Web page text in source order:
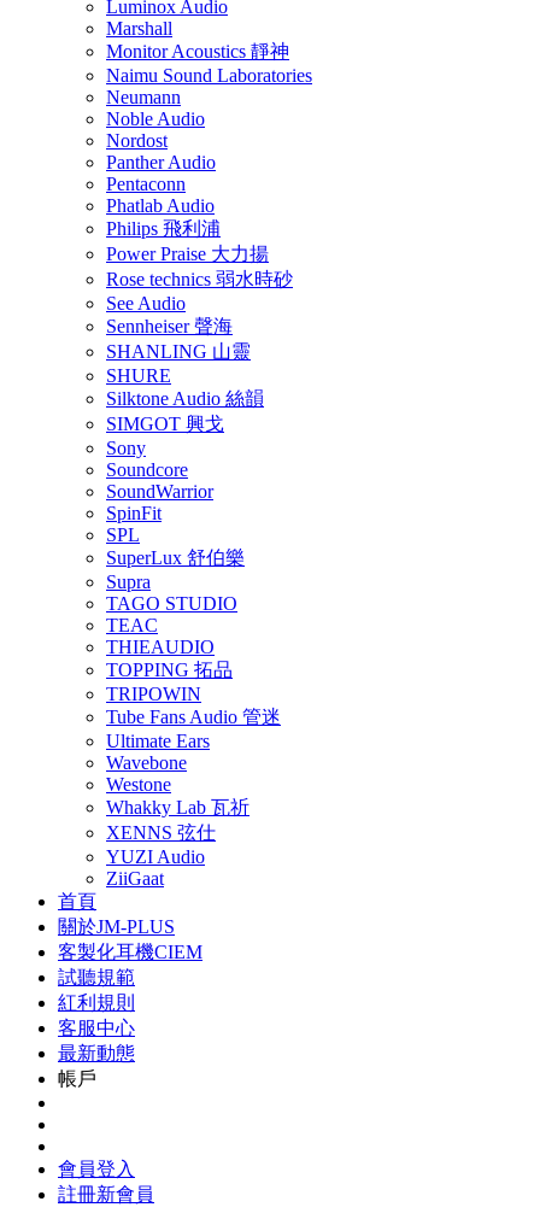
Luminox Audio
Marshall
Monitor Acoustics 靜神
Naimu Sound Laboratories
Neumann
Noble Audio
Nordost
Panther Audio
Pentaconn
Phatlab Audio
Philips 飛利浦
Power Praise 大力揚
Rose technics 弱水時砂
See Audio
Sennheiser 聲海
SHANLING 山靈
SHURE
Silktone Audio 絲韻
SIMGOT 興戈
Sony
Soundcore
SoundWarrior
SpinFit
SPL
SuperLux 舒伯樂
Supra
TAGO STUDIO
TEAC
THIEAUDIO
TOPPING 拓品
TRIPOWIN
Tube Fans Audio 管迷
Ultimate Ears
Wavebone
Westone
Whakky Lab 瓦祈
XENNS 弦仕
YUZI Audio
ZiiGaat
首頁
關於JM-PLUS
客製化耳機CIEM
試聽規範
紅利規則
客服中心
最新動態
帳戶
會員登入
註冊新會員